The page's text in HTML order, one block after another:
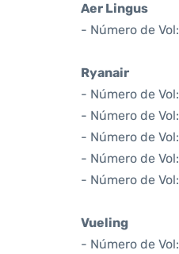
Aer Lingus
- Número de Vol:
Ryanair
- Número de Vol:
- Número de Vol:
- Número de Vol:
- Número de Vol:
- Número de Vol:
Vueling
- Número de Vol: